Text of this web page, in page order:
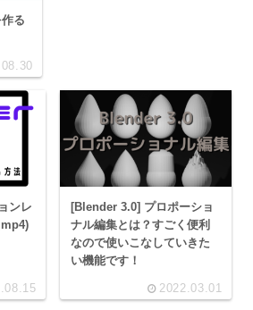
る
ンレ
[Blender 3.0] プロポーショ
ナル編集とは？すごく便利
なので使いこなしていきた
い機能です！
2022.03.01